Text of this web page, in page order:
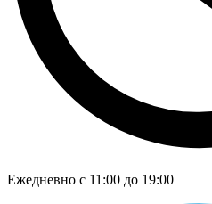
Ежедневно с 11:00 до 19:00